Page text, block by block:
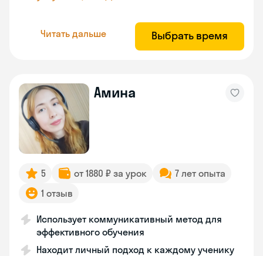
Читать дальше Выбрать время
Амина
5 от 1880 ₽ за урок
7 лет опыта
1 отзыв
Использует коммуникативный метод для
эффективного обучения
Находит личный подход к каждому ученику